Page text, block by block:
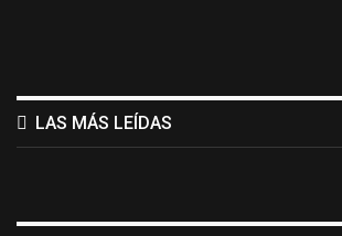
LAS MÁS LEÍDAS